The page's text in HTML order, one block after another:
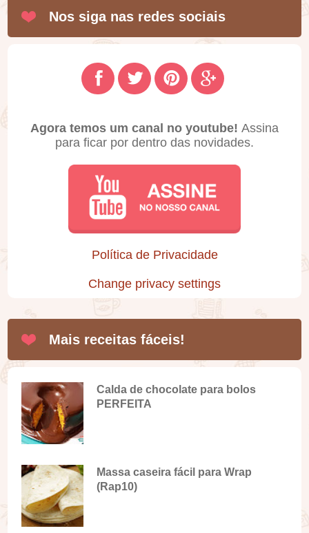
Nos siga nas redes sociais
Agora temos um canal no youtube! Assina
para ficar por dentro das novidades.
Política de Privacidade
Change privacy settings
Mais receitas fáceis!
Calda de chocolate para bolos
PERFEITA
Massa caseira fácil para Wrap
(Rap10)